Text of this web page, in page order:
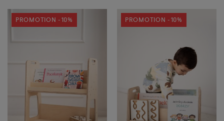
PROMOTION -10% PROMOTION -10%